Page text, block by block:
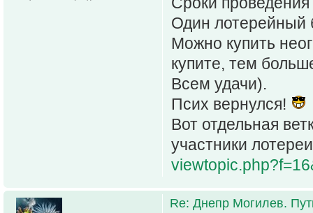
Один лотерейный
Можно купить
купите, тем
Всем удачи).
Псих вернулся!
Вот отдельная
участники
Re: Днепр Могилев.